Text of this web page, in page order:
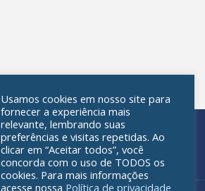
Usamos cookies em nosso site para
fornecer a experiência mais
relevante, lembrando suas
preferências e visitas repetidas. Ao
clicar em “Aceitar todos”, você
concorda com o uso de TODOS os
cookies. Para mais informações
acesse nossa Política de privacidade